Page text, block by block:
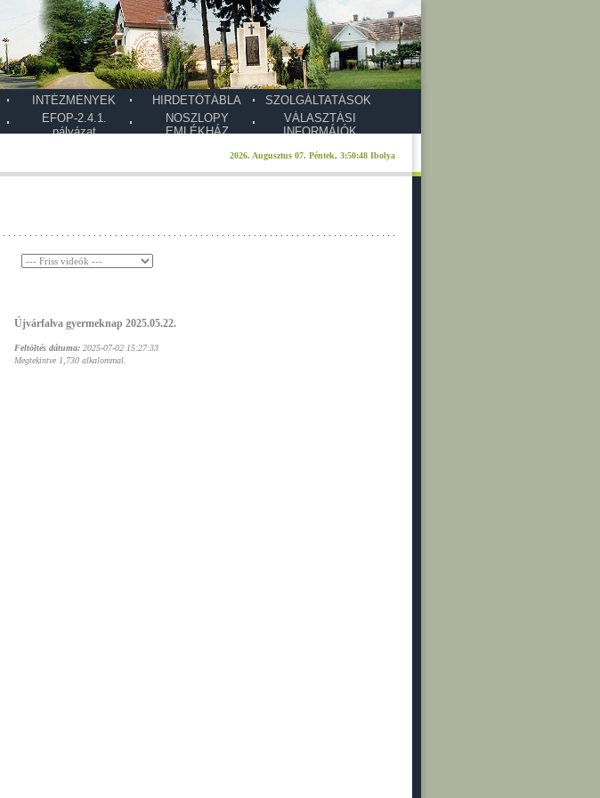
INTÉZMÉNYEK HIRDETŐTÁBLA
SZOLGÁLTATÁSOK
EFOP-2.4.1.
pályázat
NOSZLOPY
EMLÉKHÁZ
VÁLASZTÁSI
INFORMÁIÓK
Újvárfalva gyermeknap 2025.05.22.
Feltöltés dátuma: 2025-07-02 15:27:33
Megtekintve 1,730 alkalommal.